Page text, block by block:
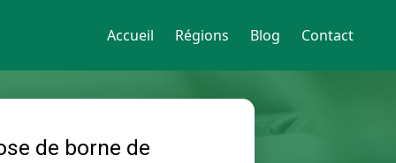
Accueil Régions Blog Contact